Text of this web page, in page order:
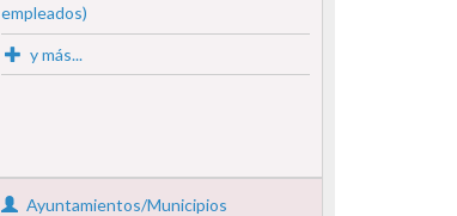
empleados)
y más...
Ayuntamientos/Municipios